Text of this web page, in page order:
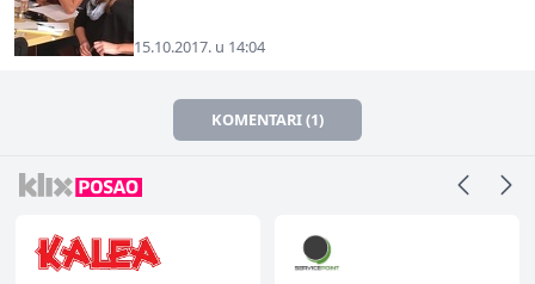
15.10.2017. u 14:04
KOMENTARI (1)